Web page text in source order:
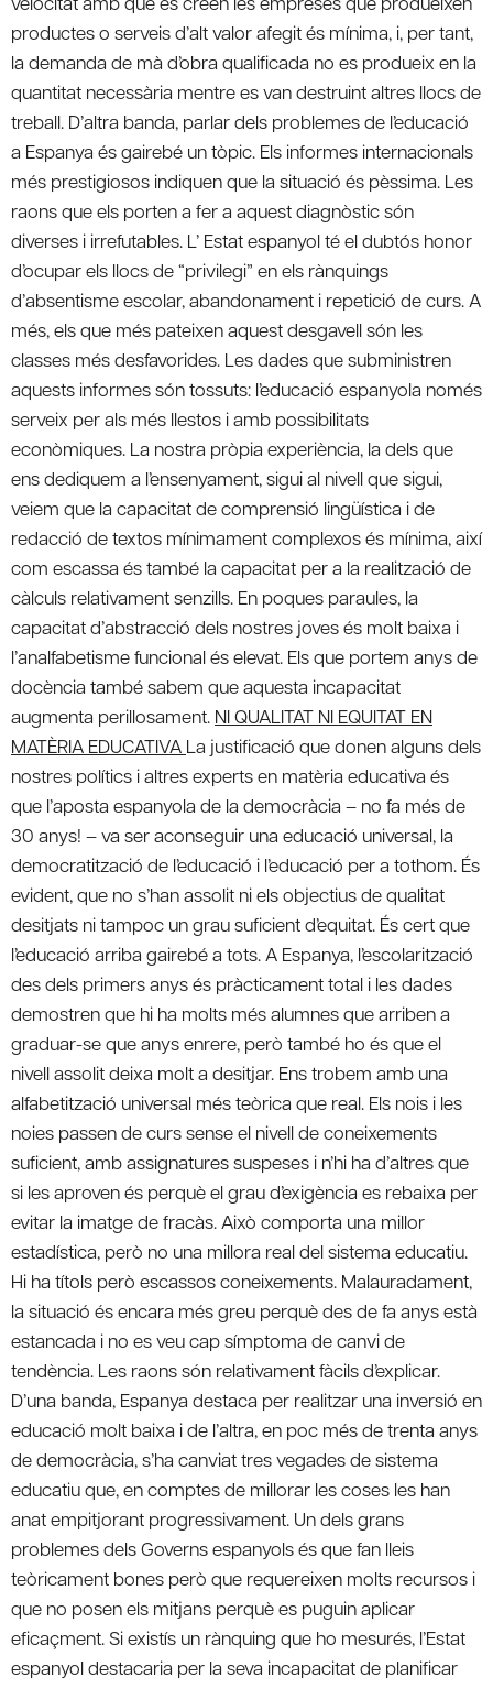
productes o serveis d’alt valor afegit és mínima, i, per tant,
la demanda de mà d’obra qualificada no es produeix en la
quantitat necessària mentre es van destruint altres llocs de
treball. D’altra banda, parlar dels problemes de l’educació
a Espanya és gairebé un tòpic. Els informes internacionals
més prestigiosos indiquen que la situació és pèssima. Les
raons que els porten a fer a aquest diagnòstic són
diverses i irrefutables. L’ Estat espanyol té el dubtós honor
d’ocupar els llocs de “privilegi” en els rànquings
d’absentisme escolar, abandonament i repetició de curs. A
més, els que més pateixen aquest desgavell són les
classes més desfavorides. Les dades que subministren
aquests informes són tossuts: l’educació espanyola només
serveix per als més llestos i amb possibilitats
econòmiques. La nostra pròpia experiència, la dels que
ens dediquem a l’ensenyament, sigui al nivell que sigui,
veiem que la capacitat de comprensió lingüística i de
redacció de textos mínimament complexos és mínima, així
com escassa és també la capacitat per a la realització de
càlculs relativament senzills. En poques paraules, la
capacitat d’abstracció dels nostres joves és molt baixa i
l’analfabetisme funcional és elevat. Els que portem anys de
docència també sabem que aquesta incapacitat
augmenta perillosament. NI QUALITAT NI EQUITAT EN
MATÈRIA EDUCATIVA La justificació que donen alguns dels
nostres polítics i altres experts en matèria educativa és
que l’aposta espanyola de la democràcia – no fa més de
30 anys! – va ser aconseguir una educació universal, la
democratització de l’educació i l’educació per a tothom. És
evident, que no s’han assolit ni els objectius de qualitat
desitjats ni tampoc un grau suficient d’equitat. És cert que
l’educació arriba gairebé a tots. A Espanya, l’escolarització
des dels primers anys és pràcticament total i les dades
demostren que hi ha molts més alumnes que arriben a
graduar-se que anys enrere, però també ho és que el
nivell assolit deixa molt a desitjar. Ens trobem amb una
alfabetització universal més teòrica que real. Els nois i les
noies passen de curs sense el nivell de coneixements
suficient, amb assignatures suspeses i n’hi ha d’altres que
si les aproven és perquè el grau d’exigència es rebaixa per
evitar la imatge de fracàs. Això comporta una millor
estadística, però no una millora real del sistema educatiu.
Hi ha títols però escassos coneixements. Malauradament,
la situació és encara més greu perquè des de fa anys està
estancada i no es veu cap símptoma de canvi de
tendència. Les raons són relativament fàcils d’explicar.
D’una banda, Espanya destaca per realitzar una inversió en
educació molt baixa i de l’altra, en poc més de trenta anys
de democràcia, s’ha canviat tres vegades de sistema
educatiu que, en comptes de millorar les coses les han
anat empitjorant progressivament. Un dels grans
problemes dels Governs espanyols és que fan lleis
teòricament bones però que requereixen molts recursos i
que no posen els mitjans perquè es puguin aplicar
eficaçment. Si existís un rànquing que ho mesurés, l’Estat
espanyol destacaria per la seva incapacitat de planificar